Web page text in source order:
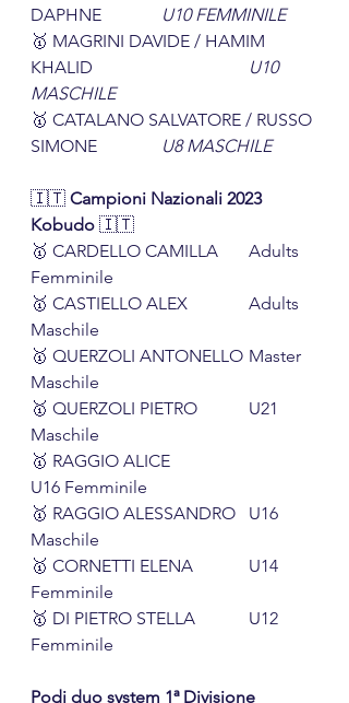
U10 FEMMINILE
🥇 MAGRINI DAVIDE / HAMIM
U10
MASCHILE
🥇 CATALANO SALVATORE / RUSSO
U8 MASCHILE
🇮🇹 Campioni Nazionali 2023
Kobudo 🇮🇹
🥇 CARDELLO CAMILLA	Adults
Femminile
🥇 CASTIELLO ALEX		Adults
Maschile
🥇 QUERZOLI ANTONELLO	Master
Maschile
🥇 QUERZOLI PIETRO		U21
Maschile
🥇 RAGGIO ALICE
U16 Femminile
🥇 RAGGIO ALESSANDRO	U16
Maschile
🥇 CORNETTI ELENA		U14
Femminile
🥇 DI PIETRO STELLA		U12
Femminile
Podi duo system 1ª Divisione